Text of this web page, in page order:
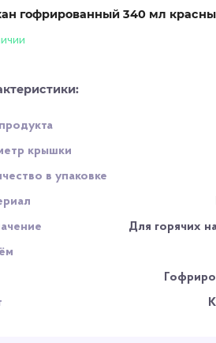
гофрированный 340 мл
крышки
в упаковке
Для горячих